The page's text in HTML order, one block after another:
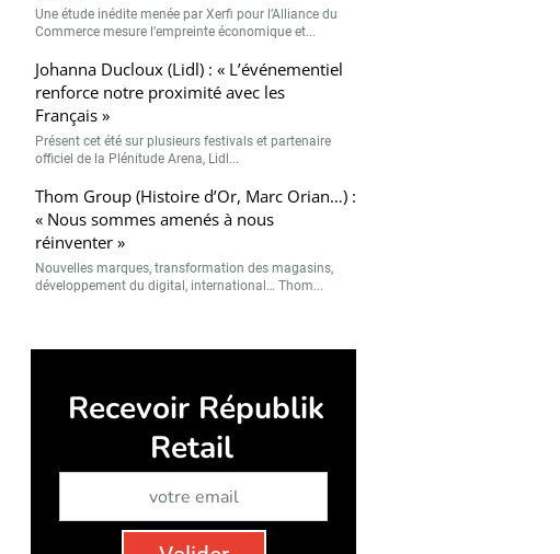
Une étude inédite menée par Xerfi pour l’Alliance du
Commerce mesure l’empreinte économique et...
Johanna Ducloux (Lidl) : « L’événementiel
renforce notre proximité avec les
Français »
Présent cet été sur plusieurs festivals et partenaire
officiel de la Plénitude Arena, Lidl...
Thom Group (Histoire d’Or, Marc Orian…) :
« Nous sommes amenés à nous
réinventer »
Nouvelles marques, transformation des magasins,
développement du digital, international… Thom...